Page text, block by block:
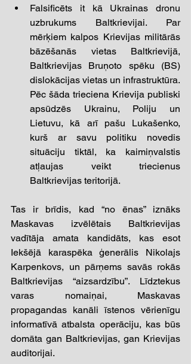
Falsificēts it kā Ukrainas dronu
uzbrukums Baltkrievijai. Par
mērķiem kalpos Krievijas militārās
bāzēšanās vietas Baltkrievijā,
Baltkrievijas Bruņoto spēku (BS)
dislokācijas vietas un infrastruktūra.
Pēc šāda trieciena Krievija publiski
apsūdzēs Ukrainu, Poliju un
Lietuvu, kā arī pašu Lukašenko,
kurš ar savu politiku novedis
situāciju tiktāl, ka kaimiņvalstis
atļaujas veikt triecienus
Baltkrievijas teritorijā.
Tas ir brīdis, kad “no ēnas” iznāks
Maskavas izvēlētais Baltkrievijas
vadītāja amata kandidāts, kas esot
Iekšējā karaspēka ģenerālis Nikolajs
Karpenkovs, un pārņems savās rokās
Baltkrievijas “aizsardzību”. Līdztekus
varas nomaiņai, Maskavas
propagandas kanāli īstenos vērienīgu
informatīvā atbalsta operāciju, kas būs
domāta gan Baltkrievijas, gan Krievijas
auditorijai.